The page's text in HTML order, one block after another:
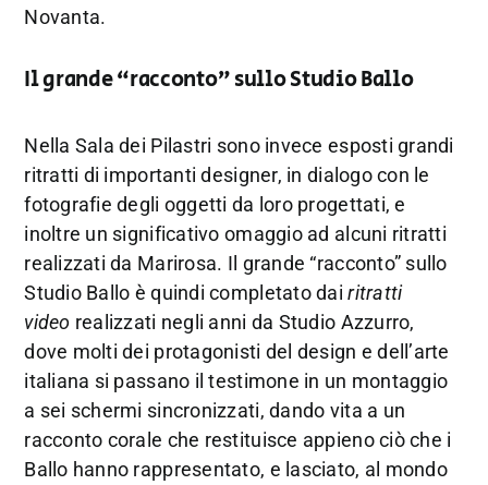
Novanta.
Il grande “racconto” sullo Studio Ballo
Nella Sala dei Pilastri sono invece esposti grandi
ritratti di importanti designer, in dialogo con le
fotografie degli oggetti da loro progettati, e
inoltre un significativo omaggio ad alcuni ritratti
realizzati da Marirosa. Il grande “racconto” sullo
Studio Ballo è quindi completato dairitratti
video realizzati negli anni da Studio Azzurro,
dove molti dei protagonisti del design e dell’arte
italiana si passano il testimone in un montaggio
a sei schermi sincronizzati, dando vita a un
racconto corale che restituisce appieno ciò che i
Ballo hanno rappresentato, e lasciato, al mondo